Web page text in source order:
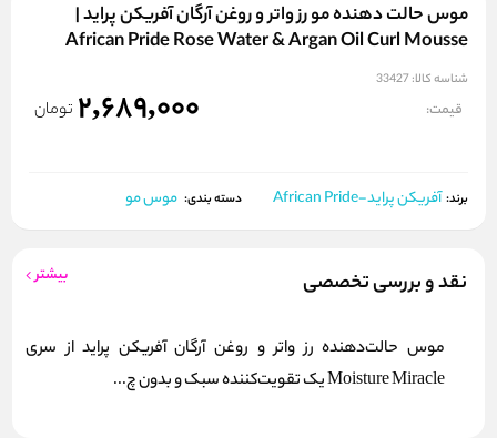
موس حالت‌ دهنده مو رز واتر و روغن آرگان آفریکن پراید |
African Pride Rose Water & Argan Oil Curl Mousse
شناسه کالا: 33427
قیمت: 2,689,000 تومان
برند: آفریکن پراید-African Pride دسته بندی: موس مو
نقد و بررسی تخصصی بیشتر
موس حالت‌دهنده رز واتر و روغن آرگان آفریکن پراید از سری
Moisture Miracle یک تقویت‌کننده سبک و بدون چ...